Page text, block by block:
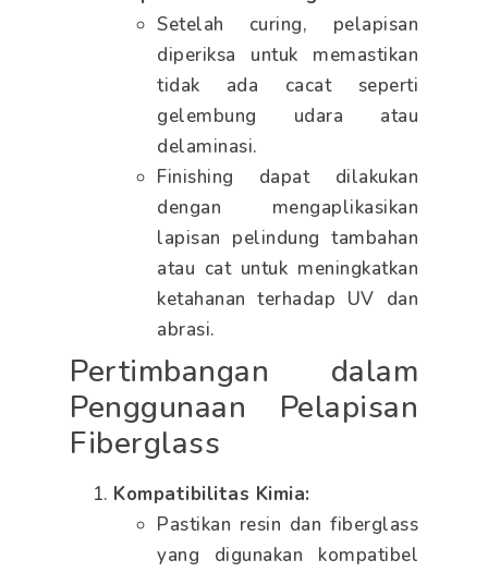
Setelah curing, pelapisan
diperiksa untuk memastikan
tidak ada cacat seperti
gelembung udara atau
delaminasi.
Finishing dapat dilakukan
dengan mengaplikasikan
lapisan pelindung tambahan
atau cat untuk meningkatkan
ketahanan terhadap UV dan
abrasi.
Pertimbangan dalam
Penggunaan Pelapisan
Fiberglass
Kompatibilitas Kimia:
Pastikan resin dan fiberglass
yang digunakan kompatibel